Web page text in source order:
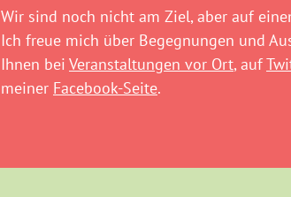
Wir sind noch nicht am Ziel, aber auf
Ich freue mich über Begegnungen und
Ihnen bei Veranstaltungen vor Ort, auf
meiner Facebook-Seite.